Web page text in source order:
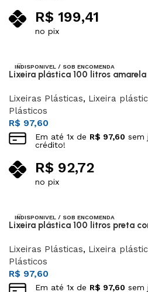
R$ 199,41
no pix
INDISPONIVEL / SOB ENCOMENDA
Lixeira plástica 100 litros
Lixeiras Plásticas, Lixeira
Plásticos
R$ 97,60
Em até 1x de R$ 97,60 sem
crédito!
R$ 92,72
no pix
INDISPONIVEL / SOB ENCOMENDA
Lixeira plástica 100 litros preta
Lixeiras Plásticas, Lixeira
Plásticos
R$ 97,60
Em até 1x de R$ 97,60 sem